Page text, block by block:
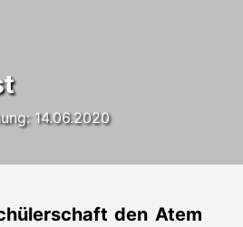
14.06.2020
den Atem